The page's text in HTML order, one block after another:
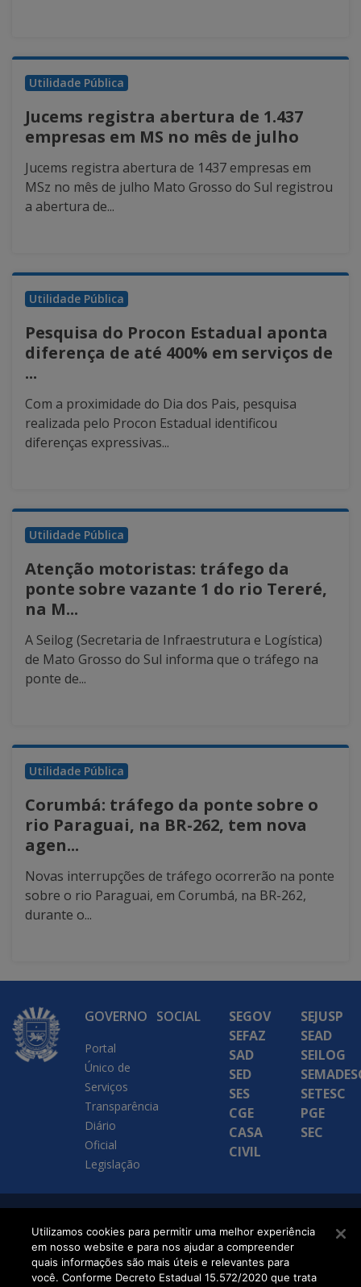
Utilidade Pública
Jucems registra abertura de 1.437
empresas em MS no mês de julho
Jucems registra abertura de 1437 empresas em
MSz no mês de julho Mato Grosso do Sul registrou
a abertura de...
Utilidade Pública
Pesquisa do Procon Estadual aponta
diferença de até 400% em serviços de
...
Com a proximidade do Dia dos Pais, pesquisa
realizada pelo Procon Estadual identificou
diferenças expressivas...
Utilidade Pública
Atenção motoristas: tráfego da
ponte sobre vazante 1 do rio Tereré,
na M...
A Seilog (Secretaria de Infraestrutura e Logística)
de Mato Grosso do Sul informa que o tráfego na
ponte de...
Utilidade Pública
Corumbá: tráfego da ponte sobre o
rio Paraguai, na BR-262, tem nova
agen...
Novas interrupções de tráfego ocorrerão na ponte
sobre o rio Paraguai, em Corumbá, na BR-262,
durante o...
GOVERNO
Portal
Único de
Serviços
Transparência
Diário
Oficial
Legislação
SOCIAL
SEGOV
SEFAZ
SAD
SED
SES
CGE
CASA
CIVIL
SEJUSP
SEAD
SEILOG
SETESC
PGE
SEC
SETDIG | Secretaria-
Executiva de
Transformação Digital
Utilizamos cookies para permitir uma melhor experiência
em nosso website e para nos ajudar a compreender
quais informações são mais úteis e relevantes para
você. Conforme Decreto Estadual 15.572/2020 que trata